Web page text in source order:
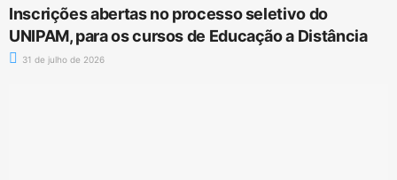
Inscrições abertas no processo seletivo do
UNIPAM, para os cursos de Educação a Distância
31 de julho de 2026